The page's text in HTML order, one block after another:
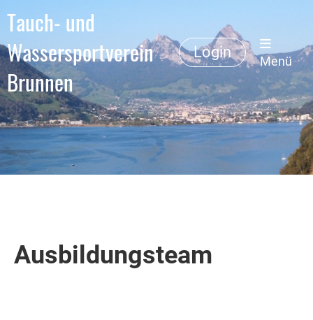
Tauch- und
Wassersportverein
Brunnen
Login
Menü
Ausbildungsteam